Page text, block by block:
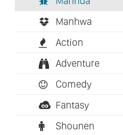
Manhwa
Action
Adventure
Comedy
Fantasy
Shounen